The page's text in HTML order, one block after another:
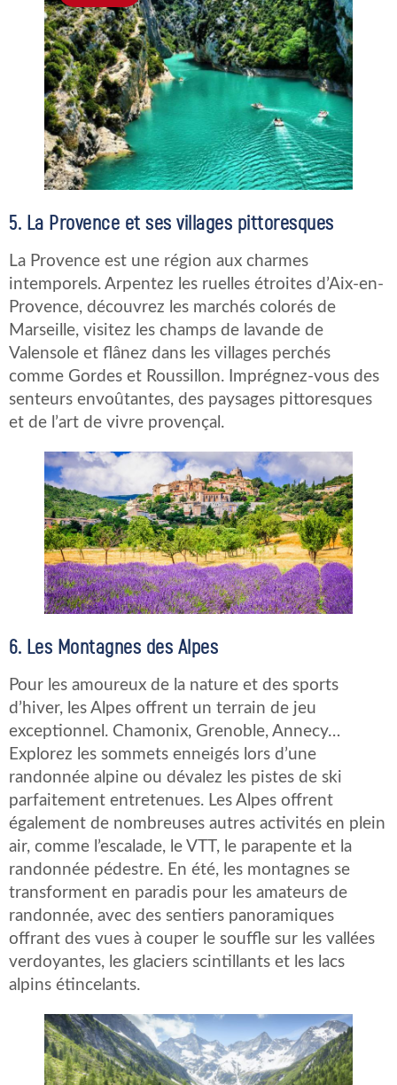
5. La Provence et ses villages pittoresques
La Provence est une région aux charmes
intemporels. Arpentez les ruelles étroites d’Aix-en-
Provence, découvrez les marchés colorés de
Marseille, visitez les champs de lavande de
Valensole et flânez dans les villages perchés
comme Gordes et Roussillon. Imprégnez-vous des
senteurs envoûtantes, des paysages pittoresques
et de l’art de vivre provençal.
6. Les Montagnes des Alpes
Pour les amoureux de la nature et des sports
d’hiver, les Alpes offrent un terrain de jeu
exceptionnel. Chamonix, Grenoble, Annecy…
Explorez les sommets enneigés lors d’une
randonnée alpine ou dévalez les pistes de ski
parfaitement entretenues. Les Alpes offrent
également de nombreuses autres activités en plein
air, comme l’escalade, le VTT, le parapente et la
randonnée pédestre. En été, les montagnes se
transforment en paradis pour les amateurs de
randonnée, avec des sentiers panoramiques
offrant des vues à couper le souffle sur les vallées
verdoyantes, les glaciers scintillants et les lacs
alpins étincelants.